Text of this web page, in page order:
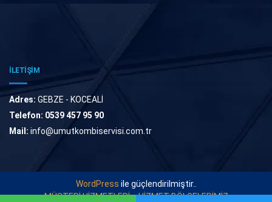
İLETİŞİM
Adres: GEBZE - KOCEALİ
Telefon: 0539 457 95 90
Mail: info@umutkombiservisi.com.tr
WordPress ile güçlendirilmiştir..
MÜŞTERİ HİZMETLERİ
HİZMET BÖLGELERİMİZ